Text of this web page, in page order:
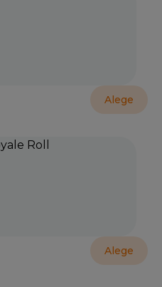
Alege
Alege